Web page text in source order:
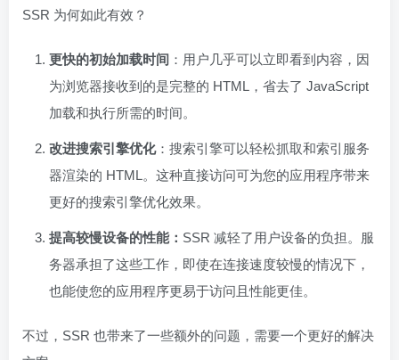
SSR 为何如此有效？
更快的初始加载时间 ：用户几乎可以立即看到内容，因
为浏览器接收到的是完整的 HTML，省去了 JavaScript
加载和执行所需的时间。
改进搜索引擎优化：搜索引擎可以轻松抓取和索引服务
器渲染的 HTML。这种直接访问可为您的应用程序带来
更好的搜索引擎优化效果。
提高较慢设备的性能： SSR 减轻了用户设备的负担。服
务器承担了这些工作，即使在连接速度较慢的情况下，
也能使您的应用程序更易于访问且性能更佳。
不过，SSR 也带来了一些额外的问题，需要一个更好的解决